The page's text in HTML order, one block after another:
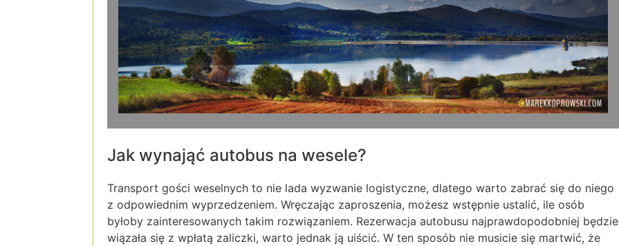
Jak wynająć autobus na wesele?
Transport gości weselnych to nie lada wyzwanie logistyczne, dlatego warto zabrać się do niego
z odpowiednim wyprzedzeniem. Wręczając zaproszenia, możesz wstępnie ustalić, ile osób
byłoby zainteresowanych takim rozwiązaniem. Rezerwacja autobusu najprawdopodobniej będzie
wiązała się z wpłatą zaliczki, warto jednak ją uiścić. W ten sposób nie musicie się martwić, że